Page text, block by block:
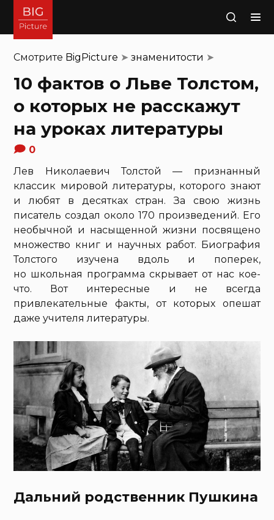
Поиск
Смотрите BigPicture ➤знаменитости ➤
10 фактов о Льве Толстом,
о которых не расскажут
на уроках литературы
0
Лев Николаевич Толстой — признанный
классик мировой литературы, которого знают
и любят в десятках стран. За свою жизнь
писатель создал около 170 произведений. Его
необычной и насыщенной жизни посвящено
множество книг и научных работ. Биография
Толстого изучена вдоль и поперек,
но школьная программа скрывает от нас кое-
что. Вот интересные и не всегда
привлекательные факты, от которых опешат
даже учителя литературы.
Дальний родственник Пушкина